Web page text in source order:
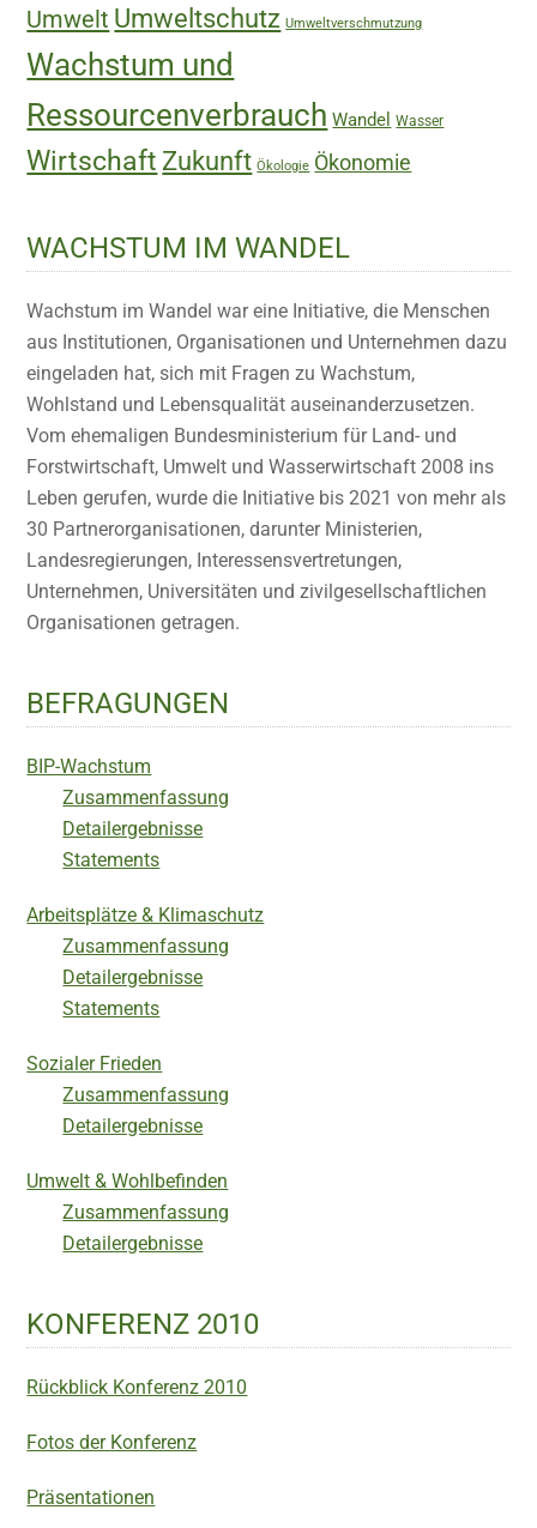
Umwelt Umweltschutz Umweltverschmutzung
Wachstum und
Ressourcenverbrauch Wandel Wasser
Wirtschaft Zukunft Ökologie Ökonomie
WACHSTUM IM WANDEL
Wachstum im Wandel war eine Initiative, die Menschen
aus Institutionen, Organisationen und Unternehmen dazu
eingeladen hat, sich mit Fragen zu Wachstum,
Wohlstand und Lebensqualität auseinanderzusetzen.
Vom ehemaligen Bundesministerium für Land- und
Forstwirtschaft, Umwelt und Wasserwirtschaft 2008 ins
Leben gerufen, wurde die Initiative bis 2021 von mehr als
30 Partnerorganisationen, darunter Ministerien,
Landesregierungen, Interessensvertretungen,
Unternehmen, Universitäten und zivilgesellschaftlichen
Organisationen getragen.
BEFRAGUNGEN
BIP-Wachstum
Zusammenfassung
Detailergebnisse
Statements
Arbeitsplätze & Klimaschutz
Zusammenfassung
Detailergebnisse
Statements
Sozialer Frieden
Zusammenfassung
Detailergebnisse
Umwelt & Wohlbefinden
Zusammenfassung
Detailergebnisse
KONFERENZ 2010
Rückblick Konferenz 2010
Fotos der Konferenz
Präsentationen